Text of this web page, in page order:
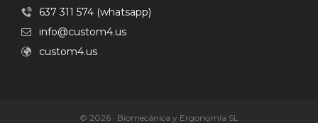
637 311 574 (whatsapp)
info@custom4.us
custom4.us
© 2026 · Biomecánica y Ergonomía SL